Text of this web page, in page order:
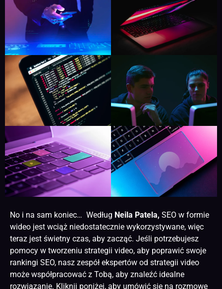
No i na sam koniec… Według Neila Patela, SEO w formie
wideo jest wciąż niedostatecznie wykorzystywane, więc
teraz jest świetny czas, aby zacząć. Jeśli potrzebujesz
pomocy w tworzeniu strategii video, aby poprawić swoje
rankingi SEO, nasz zespół ekspertów od strategii video
może współpracować z Tobą, aby znaleźć idealne
rozwiązanie. Kliknij poniżej, aby umówić się na rozmowę